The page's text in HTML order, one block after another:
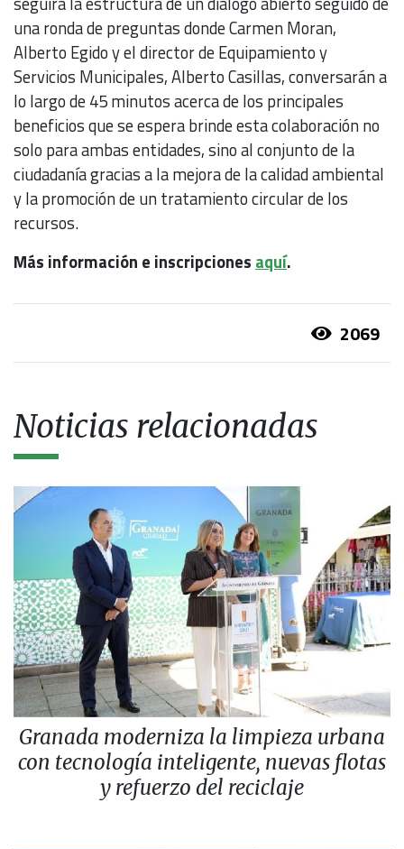
una ronda de preguntas donde Carmen Moran,
Alberto Egido y el director de Equipamiento y
Servicios Municipales, Alberto Casillas, conversarán a
lo largo de 45 minutos acerca de los principales
beneficios que se espera brinde esta colaboración no
solo para ambas entidades, sino al conjunto de la
ciudadanía gracias a la mejora de la calidad ambiental
y la promoción de un tratamiento circular de los
recursos.
Más información e inscripciones aquí.
2069
Noticias relacionadas
Granada moderniza la limpieza urbana
con tecnología inteligente, nuevas flotas
y refuerzo del reciclaje